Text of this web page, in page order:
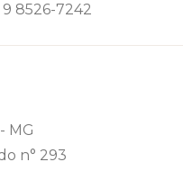
9 8526-7242
MG
n° 293